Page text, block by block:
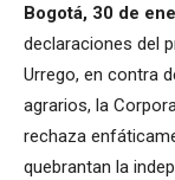
Bogotá, 30 de
declaraciones del
Urrego, en contra
agrarios, la
rechaza
quebrantan la